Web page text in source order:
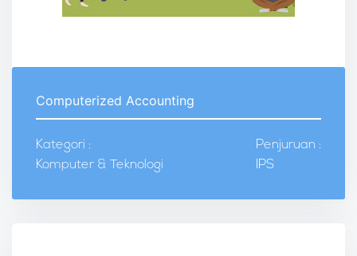
Computerized Accounting
Kategori :
Komputer & Teknologi
Penjuruan :
IPS